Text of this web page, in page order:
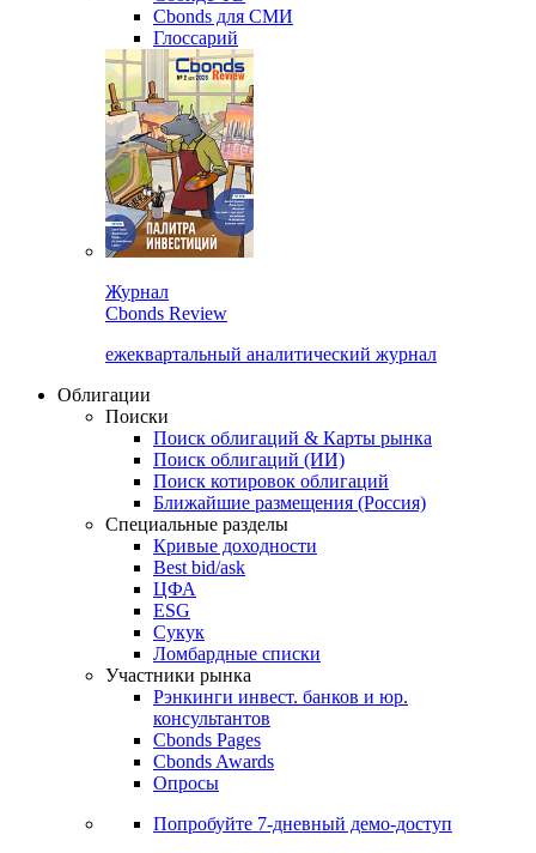
Новости & Research Hub
Новости рынка
Research Hub
Сбондс-ТВ
Cbonds для СМИ
Глоссарий
Cbonds Review
ежеквартальный аналитический журнал
Облигации
Поиски
Поиск облигаций & Карты рынка
Поиск облигаций (ИИ)
Поиск котировок облигаций
Ближайшие размещения (Россия)
Специальные разделы
Кривые доходности
Best bid/ask
ЦФА
ESG
Сукук
Ломбардные списки
Участники рынка
Рэнкинги инвест. банков и юр.
Cbonds Pages